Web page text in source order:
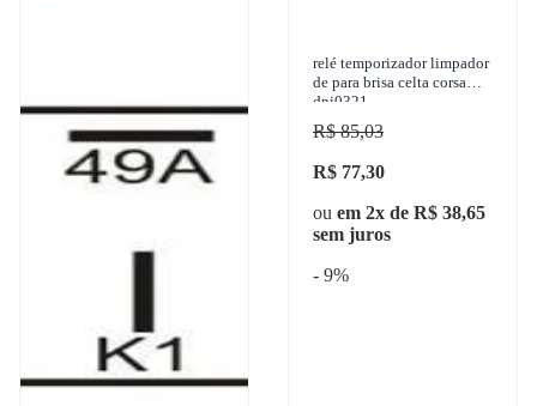
relé temporizador limpador
de para brisa celta corsa
dni0321
R$ 85,03
R$ 77,30
ou em 2x de R$ 38,65
sem juros
- 9%